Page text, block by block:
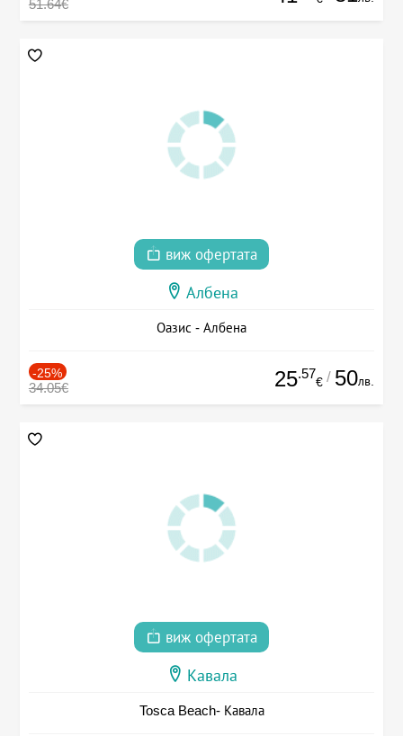
51.64€
виж офертата
Албена
Оазис - Албена
-25%
34.05€ 25.57
€ / 50лв.
виж офертата
Кавала
Tosca Beach- Кавала